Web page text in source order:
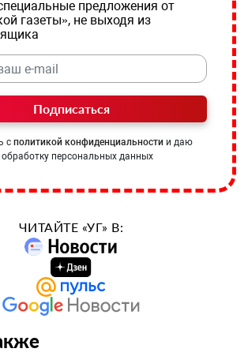
предложения от
газеты», не выходя из
Подписаться
с политикой конфиденциальности и даю
обработку персональных данных
ЧИТАЙТЕ «УГ» В: